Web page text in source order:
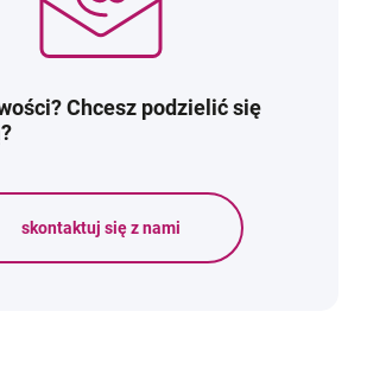
Chcesz podzielić się
skontaktuj się z nami